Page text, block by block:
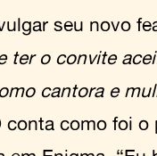
seu novo
ter o convite
cantora e
conta como foi o